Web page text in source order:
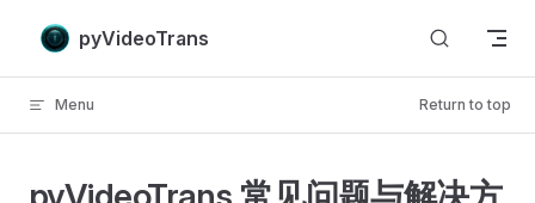
Skip to content
pyVideoTrans
Menu Return to top